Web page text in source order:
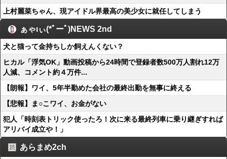
上村麗菜ちゃん、現アイドル界最高の美少女に就任してしまう
ぁゃιぃ(*ﾟーﾟ)NEWS 2nd
犬と猫って金持ちしか飼えんくない？
ヒカル「浮気OK」動画投稿から24時間で登録者数500万人割れ12万
人減、コメント約４万件...
【朗報】ワイ、5年半勤めた会社の最終出勤を無事に終える
【悲報】ま○こワイ、お金がない
犯人「時刻表トリック使ったろ！次に来る最終列車に乗り継ぎすれば
アリバイ成立や！」
あらまめ2ch